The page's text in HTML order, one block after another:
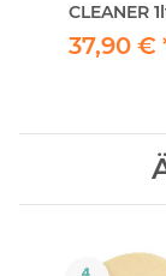
CLEANER
(Anwendung:
oder mit
37,90 €